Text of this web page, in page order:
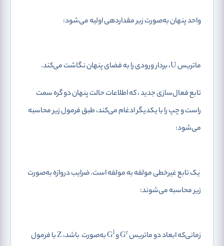
واحد پنهان به‌صورت زیر مقداردهی اولیه می‌شود:
ماتریس U، بردار ورودی را به فضای پنهان نگاشت می‌کند.
تابع فعال‌سازی جدید، که اطلاعات حالت پنهان دو گره سمت
راست و چپ را با یکدیگر ادغام می‌کند، طبق فرمول زیر محاسبه
می‌شود:
یک تابع غیرخطی مولفه به مولفه است. ضرایب دروازه به‌صورت
زیر محاسبه می‌شوند:
زمانی‌که ابعاد دو ماتریس Gr و Gl به‌صورت
باشد، Z با فرمول